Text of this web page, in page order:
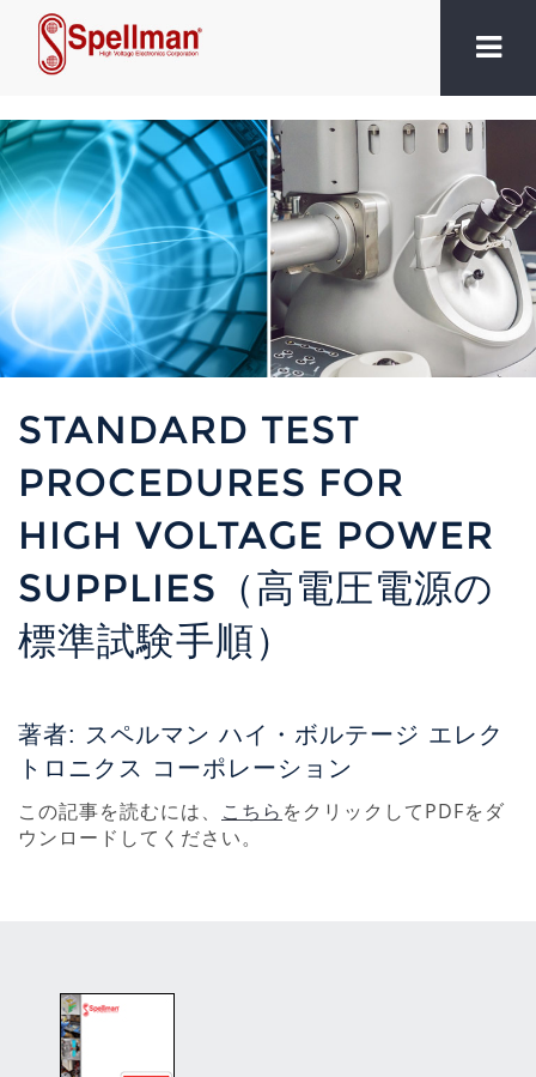
STANDARD TEST
PROCEDURES FOR
HIGH VOLTAGE POWER
SUPPLIES（高電圧電源の
標準試験手順）
著者: スペルマン ハイ・ボルテージ エレク
トロニクス コーポレーション
この記事を読むには、 こちら をクリックしてPDFをダ
ウンロードしてください。